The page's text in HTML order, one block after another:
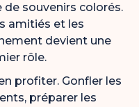
de souvenirs colorés.
amitiés et les
devient une
rôle.
profiter. Gonfler les
préparer les